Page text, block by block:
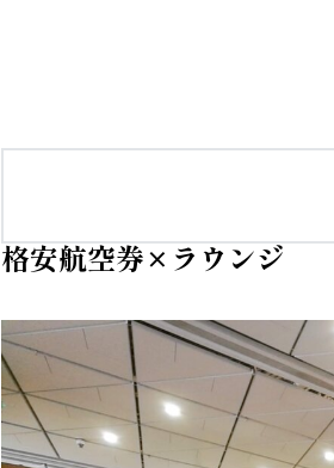
格安航空券×ラウンジ